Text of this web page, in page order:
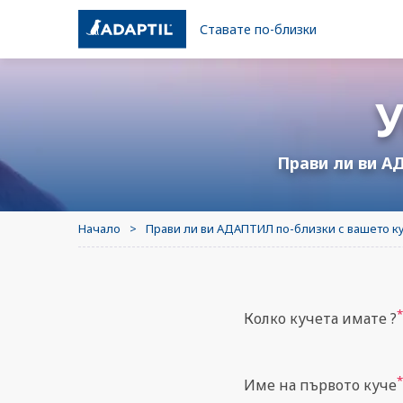
Ставате по-близки
Напомняне
Често задавани въпроси
КАКВО ЗНАЧИ КОГАТО КУЧЕТО
КАКВО КАРА КУЧЕТО ДА СЕ
ЧУВСТВА НЕУДОБНО?
Прави ли ви
Начало Прави ли ви АДАПТИЛ по-близки с вашето
Колко кучета имате ?*
Име на първото куче*